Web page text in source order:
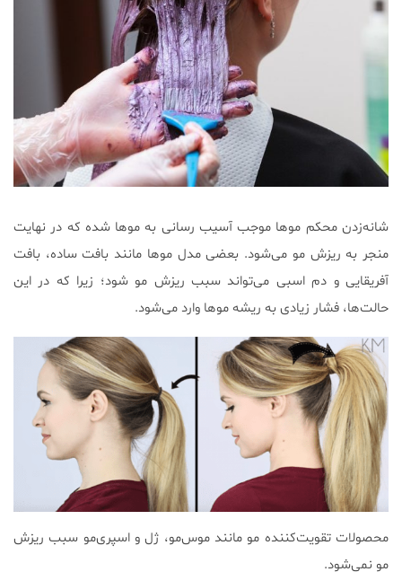
شانه‌زدن محکم موها موجب آسیب رسانی به موها شده که در نهایت
منجر به ریزش مو می‌شود. بعضی مدل موها مانند بافت ساده، بافت
آفریقایی و دم اسبی می‌تواند سبب ریزش مو شود؛ زیرا که در این
حالت‌ها، فشار زیادی به ریشه موها وارد می‌شود.
محصولات تقویت‌کننده مو مانند موس‌مو، ژل و اسپری‌مو سبب ریزش
مو نمی‌شود.